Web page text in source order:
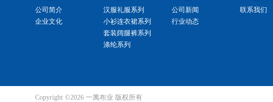
公司简介
企业文化
汉服礼服系列
小衫连衣裙系列
套装阔腿裤系列
涤纶系列
公司新闻
行业动态
联系我们
Copyright ©2026 一萬布业 版权所有